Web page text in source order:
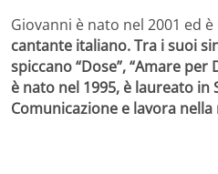
Giovanni è nato nel 2001 ed è
cantante italiano. Tra i suoi
spiccano “Dose”, “Amare per
è nato nel 1995, è laureato in
Comunicazione e lavora